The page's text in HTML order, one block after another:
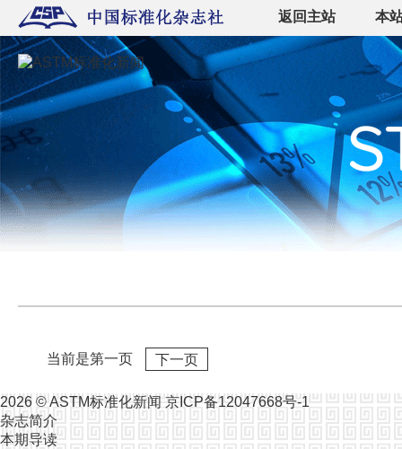
返回主站 本
当前是第一页 下一页
2026 ©ASTM标准化新闻 京ICP备12047668号-1
杂志简介
本期导读